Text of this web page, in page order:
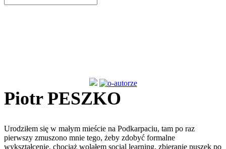
Piotr PESZKO
Urodziłem się w małym mieście na Podkarpaciu, tam po raz
pierwszy zmuszono mnie tego, żeby zdobyć formalne
wykształcenie, chociaż wolałem social learning, zbieranie puszek po